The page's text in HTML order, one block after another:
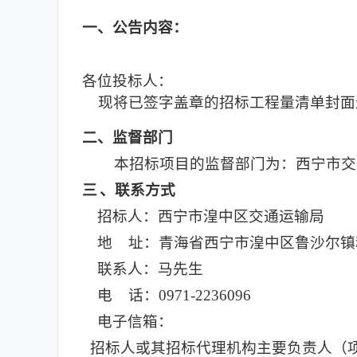
一、公告内容：
各位投标人：
现将已签字盖章的招标工程量清单封
二、监督部门
本招标项目的监督部门为：西宁市
三、联系方式
招标人：西宁市湟中区交通运输局
地 址：青海省西宁市湟中区鲁沙尔镇
联系人：马先生
电 话：0971-2236096
电子信箱：
招标人或其招标代理机构主要负责人（